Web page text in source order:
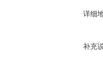
详细
补充